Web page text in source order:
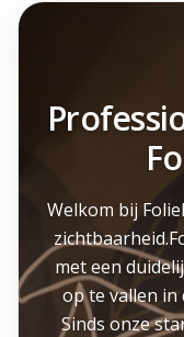
Welkom bij
met een
op te vallen in
Sinds onze